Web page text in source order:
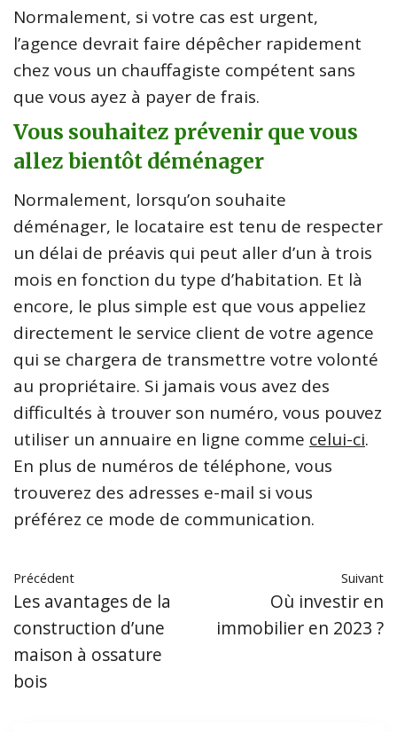
Normalement, si votre cas est urgent,
l’agence devrait faire dépêcher rapidement
chez vous un chauffagiste compétent sans
que vous ayez à payer de frais.
Vous souhaitez prévenir que vous
allez bientôt déménager
Normalement, lorsqu’on souhaite
déménager, le locataire est tenu de respecter
un délai de préavis qui peut aller d’un à trois
mois en fonction du type d’habitation. Et là
encore, le plus simple est que vous appeliez
directement le service client de votre agence
qui se chargera de transmettre votre volonté
au propriétaire. Si jamais vous avez des
difficultés à trouver son numéro, vous pouvez
utiliser un annuaire en ligne comme celui-ci.
En plus de numéros de téléphone, vous
trouverez des adresses e-mail si vous
préférez ce mode de communication.
Précédent
Les avantages de la
construction d’une
maison à ossature
bois
Suivant
Où investir en
immobilier en 2023 ?